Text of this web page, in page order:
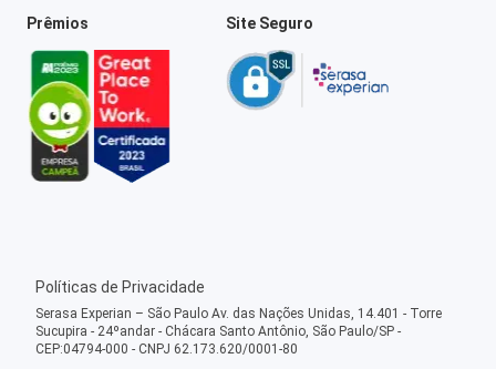
Prêmios Site Seguro
Políticas de Privacidade
Serasa Experian – São Paulo Av. das Nações Unidas, 14.401 - Torre
Sucupira - 24ºandar - Chácara Santo Antônio, São Paulo/SP -
CEP:04794-000 - CNPJ 62.173.620/0001-80